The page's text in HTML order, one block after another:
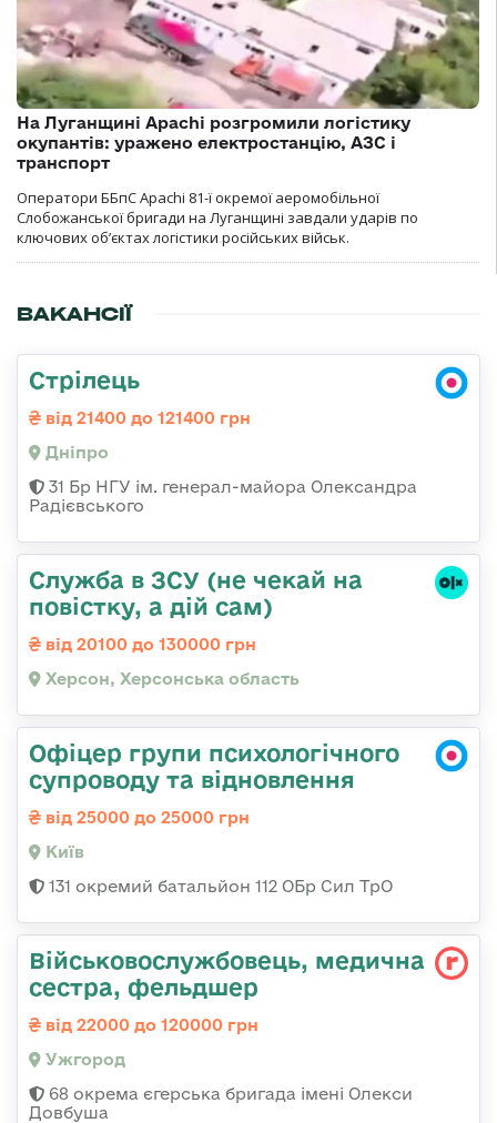
На Луганщині Apachi розгромили логістику
окупантів: уражено електростанцію, АЗС і
транспорт
Оператори ББпС Apachi 81-ї окремої аеромобільної
Слобожанської бригади на Луганщині завдали ударів по
ключових об’єктах логістики російських військ.
ВАКАНСІЇ
Стрілець
від 21400 до 121400 грн
Дніпро
31 Бр НГУ ім. генерал-майора Олександра
Радієвського
Служба в ЗСУ (не чекай на
повістку, а дій сам)
від 20100 до 130000 грн
Херсон, Херсонська область
Офіцер групи психологічного
супроводу та відновлення
від 25000 до 25000 грн
Київ
131 окремий батальйон 112 ОБр Сил ТрО
Військовослужбовець, медична
сестра, фельдшер
від 22000 до 120000 грн
Ужгород
68 окрема єгерська бригада імені Олекси
Довбуша